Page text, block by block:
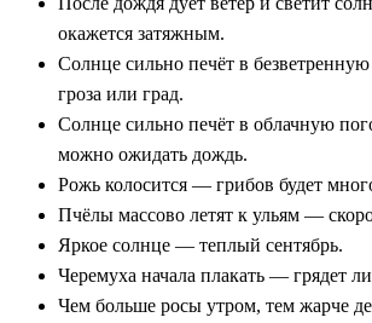
окажется затяжным.
Солнце сильно печёт в
гроза или град.
Солнце сильно печёт в облачную
можно ожидать дождь.
Рожь колосится — грибов будет
Пчёлы массово летят к ульям —
Яркое солнце — теплый сентябрь.
Черемуха начала плакать — грядет
Чем больше росы утром, тем жарче